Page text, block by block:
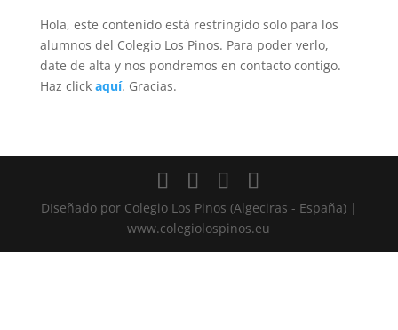
Hola, este contenido está restringido solo para los
alumnos del Colegio Los Pinos. Para poder verlo,
date de alta y nos pondremos en contacto contigo.
Haz click aquí. Gracias.
DIseñado por Colegio Los Pinos (Algeciras - España) |
www.colegiolospinos.eu